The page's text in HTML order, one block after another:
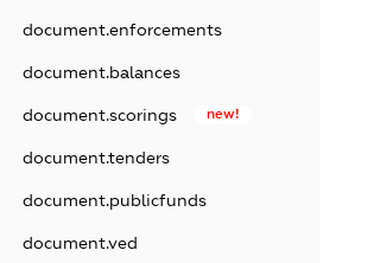
document.enforcements
document.balances
document.scorings new!
document.tenders
document.publicfunds
document.ved